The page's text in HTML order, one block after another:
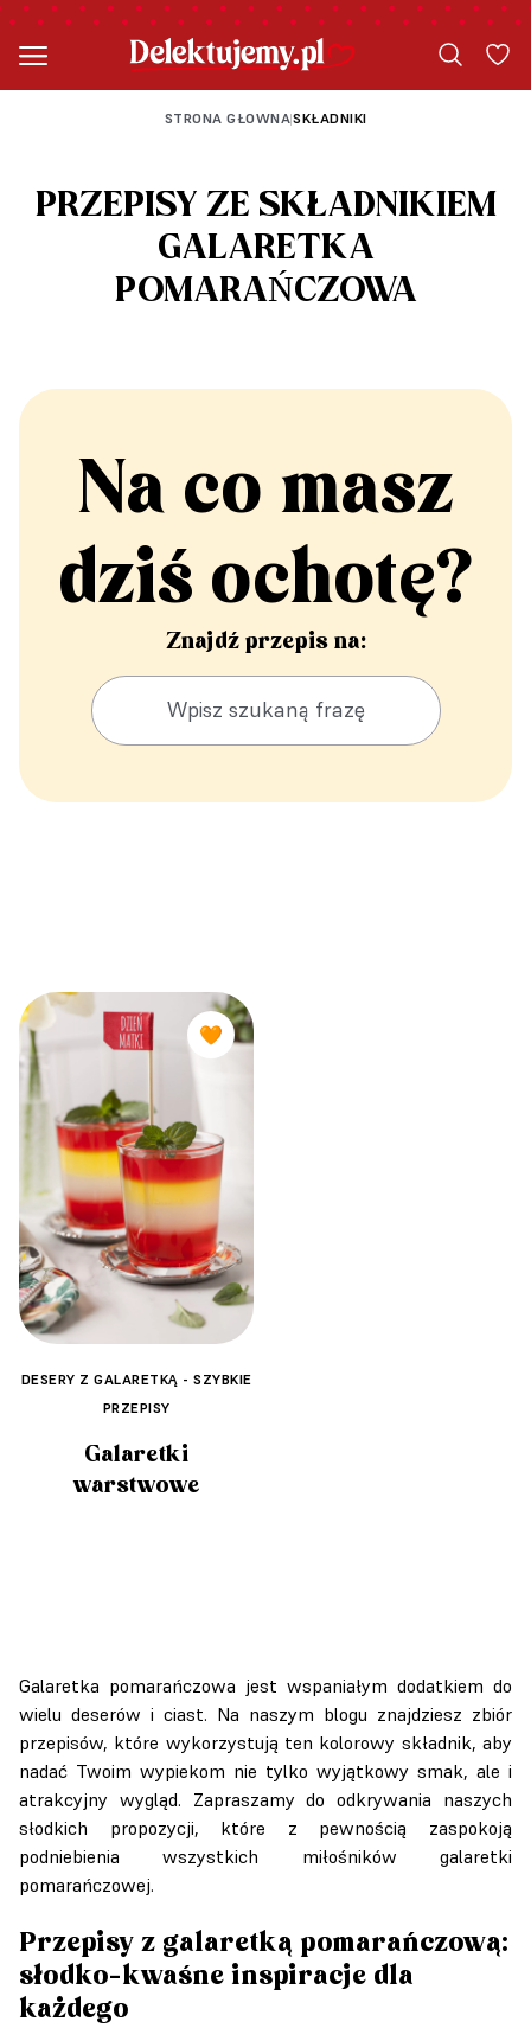
STRONA GŁOWNA|SKŁADNIKI
PRZEPISY ZE SKŁADNIKIEM
GALARETKA
POMARAŃCZOWA
Na co masz
dziś ochotę?
Znajdź przepis na:
🧡
DESERY Z GALARETKĄ - SZYBKIE
PRZEPISY
Galaretki
warstwowe
Galaretka pomarańczowa jest wspaniałym dodatkiem do
wielu deserów i ciast. Na naszym blogu znajdziesz zbiór
przepisów, które wykorzystują ten kolorowy składnik, aby
nadać Twoim wypiekom nie tylko wyjątkowy smak, ale i
atrakcyjny wygląd. Zapraszamy do odkrywania naszych
słodkich propozycji, które z pewnością zaspokoją
podniebienia wszystkich miłośników galaretki
pomarańczowej.
Przepisy z galaretką pomarańczową:
słodko-kwaśne inspiracje dla
każdego